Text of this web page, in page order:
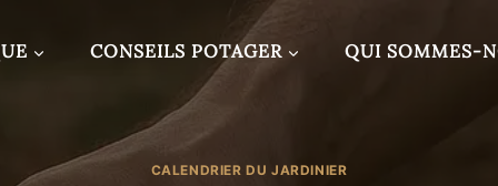
CONSEILS POTAGER QUI SOMMES-
CALENDRIER DU JARDINIER